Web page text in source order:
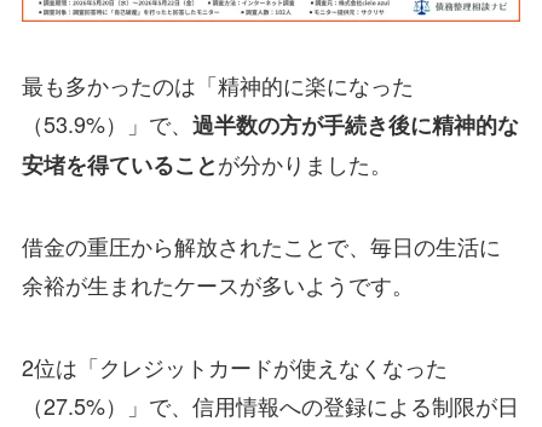
最も多かったのは「精神的に楽になった
（53.9%）」で、 過半数の方が手続き後に精神的な
安堵を得ていることが分かりました。
借金の重圧から解放されたことで、毎日の生活に
余裕が生まれたケースが多いようです。
2位は「クレジットカードが使えなくなった
（27.5%）」で、信用情報への登録による制限が日